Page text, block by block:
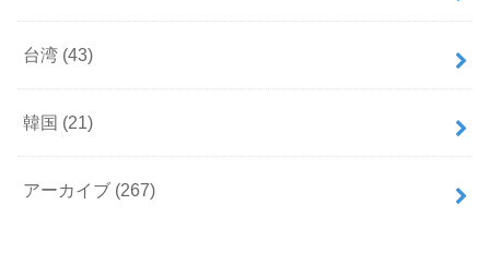
a
台湾 (43)
韓国 (21)
アーカイブ (267)